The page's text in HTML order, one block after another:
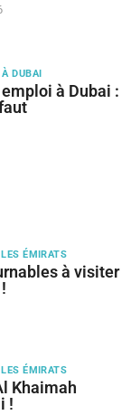
DUBAI
à Dubai :
ÉMIRATS
à visiter
ÉMIRATS
Khaimah
!